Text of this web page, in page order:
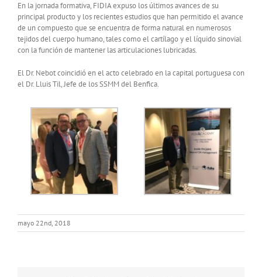
En la jornada formativa, FIDIA expuso los últimos avances de su
principal producto y los recientes estudios que han permitido el avance
de un compuesto que se encuentra de forma natural en numerosos
tejidos del cuerpo humano, tales como el cartílago y el líquido sinovial
con la función de mantener las articulaciones lubricadas.
El Dr. Nebot coincidió en el acto celebrado en la capital portuguesa con
el Dr. Lluis Til, Jefe de los SSMM del Benfica.
mayo 22nd, 2018